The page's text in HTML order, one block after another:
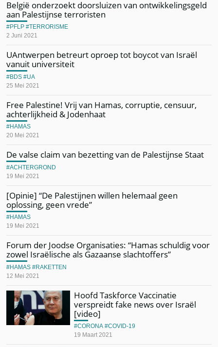
België onderzoekt doorsluizen van ontwikkelingsgeld
aan Palestijnse terroristen
2 Juni 2021
PFLP TERRORISME
UAntwerpen betreurt oproep tot boycot van Israël
vanuit universiteit
25 Mei 2021
BDS UA
Free Palestine! Vrij van Hamas, corruptie, censuur,
achterlijkheid & Jodenhaat
20 Mei 2021
HAMAS
De valse claim van bezetting van de Palestijnse Staat
19 Mei 2021
ACHTERGROND
[Opinie] “De Palestijnen willen helemaal geen
oplossing, geen vrede”
19 Mei 2021
HAMAS
Forum der Joodse Organisaties: “Hamas schuldig voor
zowel Israëlische als Gazaanse slachtoffers”
12 Mei 2021
HAMAS RAKETTEN
Hoofd Taskforce Vaccinatie
verspreidt fake news over Israël
[video]
19 Maart 2021
CORONA COVID-19